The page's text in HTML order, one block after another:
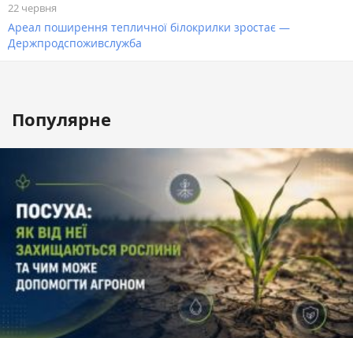
22 червня
Ареал поширення тепличної білокрилки зростає —
Держпродспоживслужба
Популярне